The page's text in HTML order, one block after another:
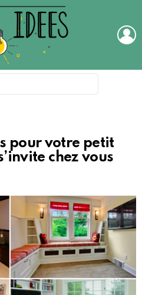
pour votre petit
chez vous